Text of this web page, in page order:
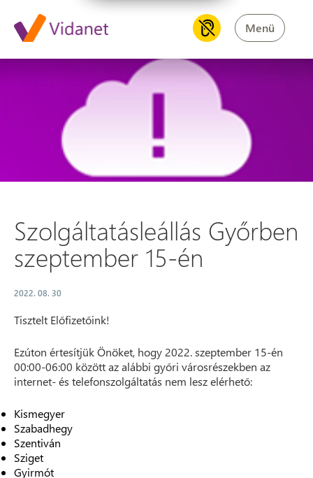
Menü
Szolgáltatásleállás Győrben
Szolgáltatásleállás Győrben
szeptember 15-én
2022. 08. 30
Tisztelt Előfizetőink!
Ezúton értesítjük Önöket, hogy 2022. szeptember 15-én
00:00-06:00 között az alábbi győri városrészekben az
internet- és telefonszolgáltatás nem lesz elérhető:
Kismegyer
Szabadhegy
Szentiván
Sziget
Gyirmót